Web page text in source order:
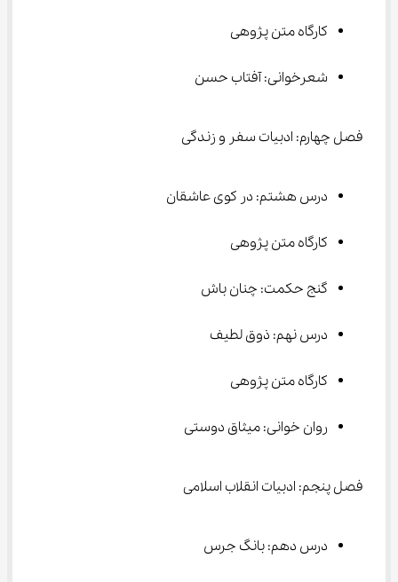
کارگاه متن پژوهی
شعرخوانی: آفتاب حسن
فصل چهارم: ادبیات سفر و زندگی
درس هشتم: در کوی عاشقان
کارگاه متن پژوهی
گنج حکمت: چنان باش
درس نهم: ذوق لطیف
کارگاه متن پژوهی
روان خوانی: میثاق دوستی
فصل پنجم: ادبیات انقلاب اسلامی
درس دهم: بانگ جرس